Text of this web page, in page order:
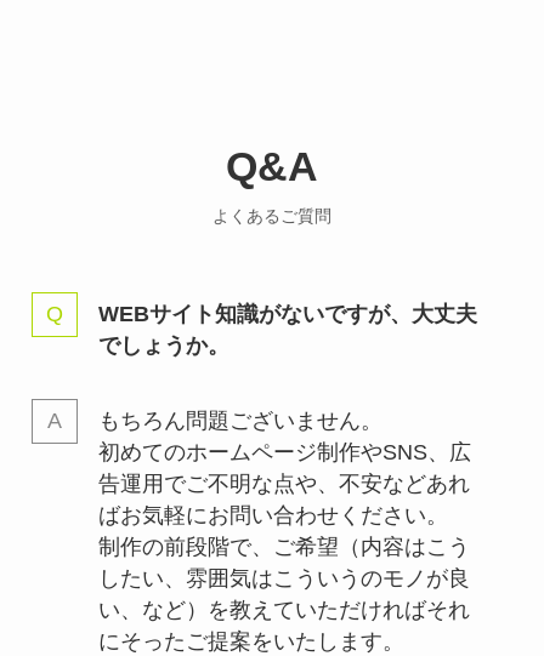
Q&A
よくあるご質問
WEBサイト知識がないですが、大丈夫
でしょうか。
もちろん問題ございません。
初めてのホームページ制作やSNS、広
告運用でご不明な点や、不安などあれ
ばお気軽にお問い合わせください。
制作の前段階で、ご希望（内容はこう
したい、雰囲気はこういうのモノが良
い、など）を教えていただければそれ
にそったご提案をいたします。